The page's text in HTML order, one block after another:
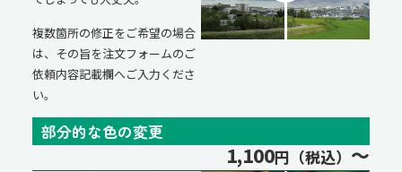
複数箇所の修正をご希望の場合
は、その旨を注文フォームのご
依頼内容記載欄へご入力くださ
い。
部分的な色の変更
1,100円（税込） ～